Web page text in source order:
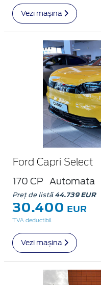
Vezi mașina
Ford Capri Select
170 CP Automata
Preț de listă44.739 EUR
30.400 EUR
TVA deductibil
Vezi mașina